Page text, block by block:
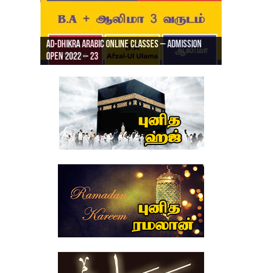
Ad-Dhikra Arabic Online Classes – Admission
Open 2022 – 23
Ad-Dhikra Arabic Online Classes – BA Arabic
AD DHIKRA ARABIC COLLEGE ADMISSION
ரியாத் ஜும்ஆ தமிழாக்கம், Jamia Al Hajiri
Masjid (Kuwait Masjid), Malaz, Riyadh